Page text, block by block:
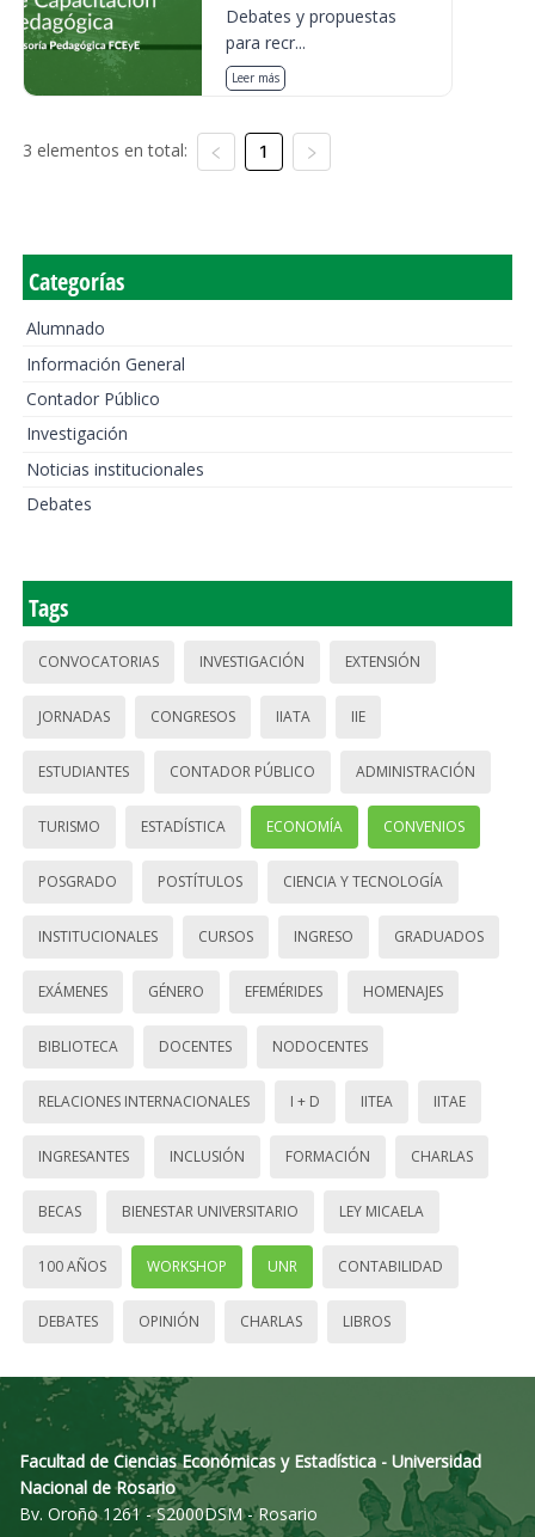
Debates y propuestas
para recr...
Leer más
3 elementos en total: 1
Categorías
Alumnado
Información General
Contador Público
Investigación
Noticias institucionales
Debates
Tags
CONVOCATORIAS INVESTIGACIÓN EXTENSIÓN
JORNADAS CONGRESOS IIATA IIE
ESTUDIANTES CONTADOR PÚBLICO ADMINISTRACIÓN
TURISMO ESTADÍSTICA ECONOMÍA CONVENIOS
POSGRADO POSTÍTULOS CIENCIA Y TECNOLOGÍA
INSTITUCIONALES CURSOS INGRESO GRADUADOS
EXÁMENES GÉNERO EFEMÉRIDES HOMENAJES
BIBLIOTECA DOCENTES NODOCENTES
RELACIONES INTERNACIONALES I + D IITEA IITAE
INGRESANTES INCLUSIÓN FORMACIÓN CHARLAS
BECAS BIENESTAR UNIVERSITARIO LEY MICAELA
100 AÑOS WORKSHOP UNR CONTABILIDAD
DEBATES OPINIÓN CHARLAS LIBROS
Facultad de Ciencias Económicas y Estadística - Universidad
Nacional de Rosario
Bv. Oroño 1261 - S2000DSM - Rosario